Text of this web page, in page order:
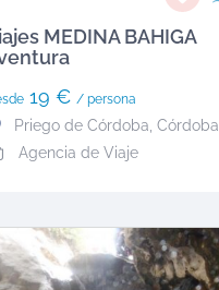
MEDINA BAHIGA
19 € / persona
Priego de Córdoba Córdoba
Agencia de Viaje